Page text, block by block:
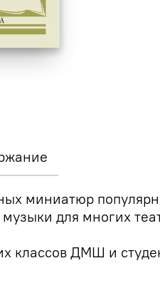
миниатюр
для многих
классов ДМШ и